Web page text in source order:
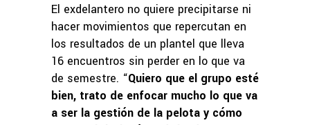
El exdelantero no quiere precipitarse ni
hacer movimientos que repercutan en
los resultados de un plantel que lleva
16 encuentros sin perder en lo que va
de semestre. “Quiero que el grupo esté
bien, trato de enfocar mucho lo que va
a ser la gestión de la pelota y cómo